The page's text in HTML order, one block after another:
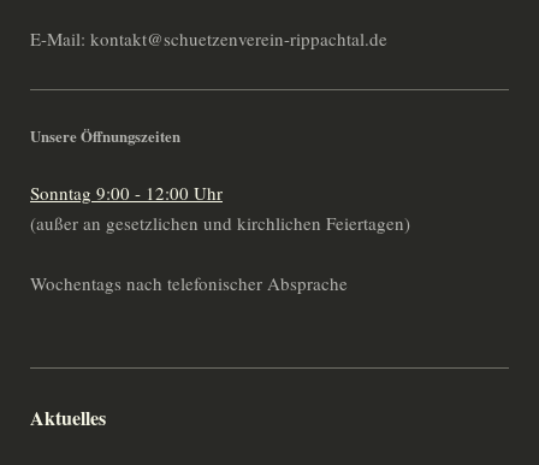
E-Mail: kontakt@schuetzenverein-rippachtal.de
Unsere Öffnungszeiten
Sonntag 9:00 - 12:00 Uhr
(außer an gesetzlichen und kirchlichen Feiertagen)
Wochentags nach telefonischer Absprache
Aktuelles